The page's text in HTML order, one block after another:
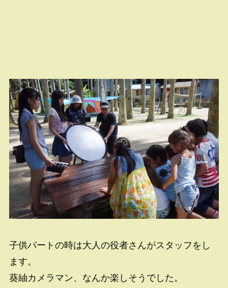
子供パートの時は大人の役者さんがスタッフをし
ます。
葵紬カメラマン、なんか楽しそうでした。